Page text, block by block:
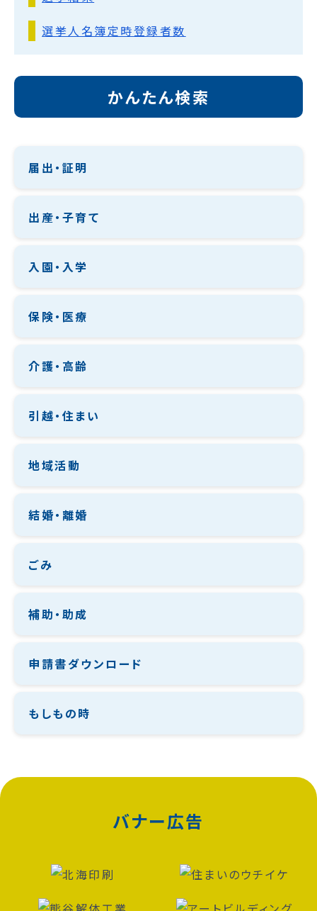
選挙人名簿定時登録者数
かんたん検索
届出・証明
出産・子育て
入園・入学
保険・医療
介護・高齢
引越・住まい
地域活動
結婚・離婚
ごみ
補助・助成
申請書ダウンロード
もしもの時
バナー広告